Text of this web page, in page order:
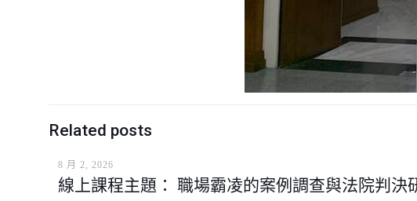
Related posts
8 月 2, 2026
線上課程主題： 職場霸凌的案例調查與法院判決